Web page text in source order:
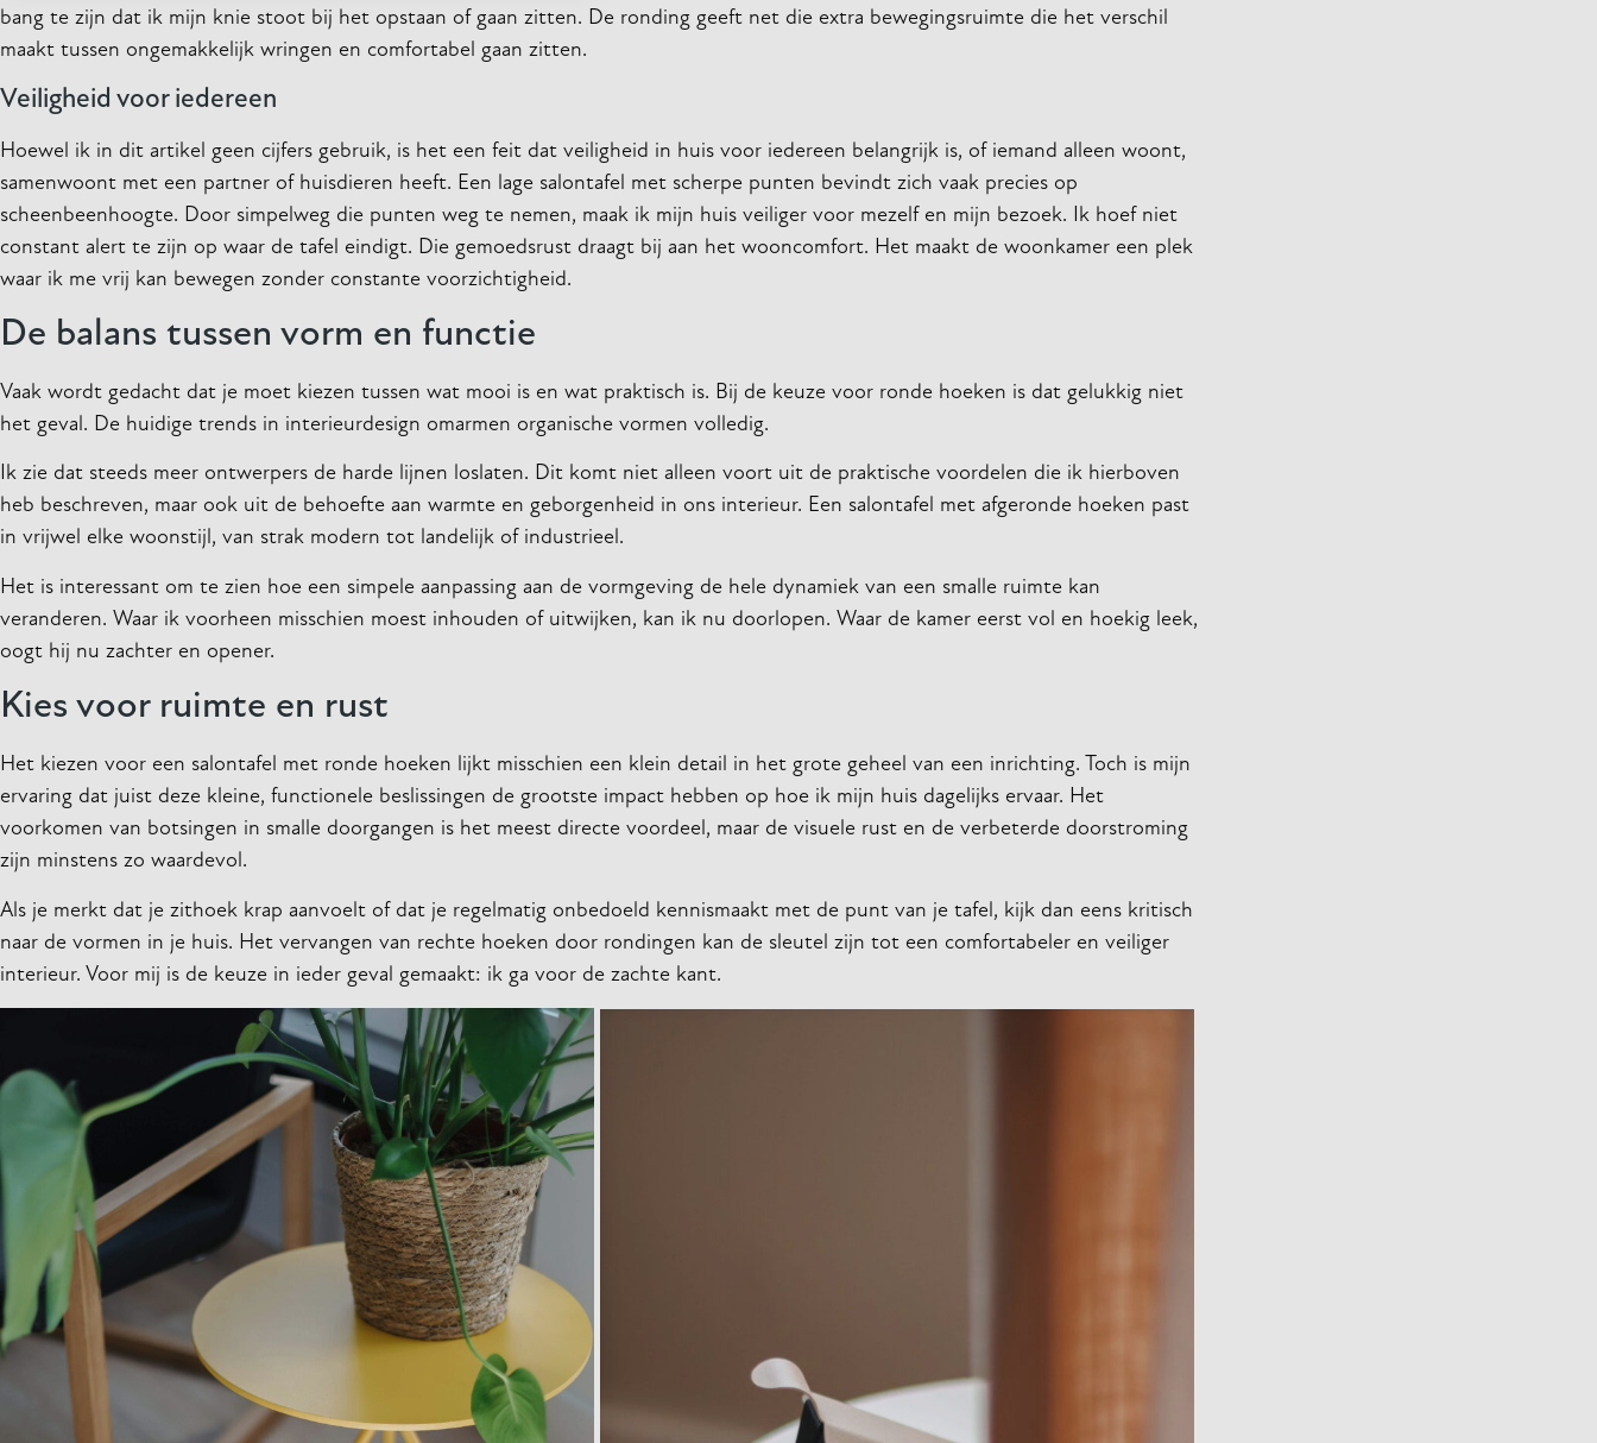
bang te zijn dat ik mijn knie stoot bij het opstaan of gaan zitten. De ronding geeft net die extra bewegingsruimte die het verschil
maakt tussen ongemakkelijk wringen en comfortabel gaan zitten.
Veiligheid voor iedereen
Hoewel ik in dit artikel geen cijfers gebruik, is het een feit dat veiligheid in huis voor iedereen belangrijk is, of iemand alleen woont,
samenwoont met een partner of huisdieren heeft. Een lage salontafel met scherpe punten bevindt zich vaak precies op
scheenbeenhoogte. Door simpelweg die punten weg te nemen, maak ik mijn huis veiliger voor mezelf en mijn bezoek. Ik hoef niet
constant alert te zijn op waar de tafel eindigt. Die gemoedsrust draagt bij aan het wooncomfort. Het maakt de woonkamer een plek
waar ik me vrij kan bewegen zonder constante voorzichtigheid.
De balans tussen vorm en functie
Vaak wordt gedacht dat je moet kiezen tussen wat mooi is en wat praktisch is. Bij de keuze voor ronde hoeken is dat gelukkig niet
het geval. De huidige trends in interieurdesign omarmen organische vormen volledig.
Ik zie dat steeds meer ontwerpers de harde lijnen loslaten. Dit komt niet alleen voort uit de praktische voordelen die ik hierboven
heb beschreven, maar ook uit de behoefte aan warmte en geborgenheid in ons interieur. Een salontafel met afgeronde hoeken past
in vrijwel elke woonstijl, van strak modern tot landelijk of industrieel.
Het is interessant om te zien hoe een simpele aanpassing aan de vormgeving de hele dynamiek van een smalle ruimte kan
veranderen. Waar ik voorheen misschien moest inhouden of uitwijken, kan ik nu doorlopen. Waar de kamer eerst vol en hoekig leek,
oogt hij nu zachter en opener.
Kies voor ruimte en rust
Het kiezen voor een salontafel met ronde hoeken lijkt misschien een klein detail in het grote geheel van een inrichting. Toch is mijn
ervaring dat juist deze kleine, functionele beslissingen de grootste impact hebben op hoe ik mijn huis dagelijks ervaar. Het
voorkomen van botsingen in smalle doorgangen is het meest directe voordeel, maar de visuele rust en de verbeterde doorstroming
zijn minstens zo waardevol.
Als je merkt dat je zithoek krap aanvoelt of dat je regelmatig onbedoeld kennismaakt met de punt van je tafel, kijk dan eens kritisch
naar de vormen in je huis. Het vervangen van rechte hoeken door rondingen kan de sleutel zijn tot een comfortabeler en veiliger
interieur. Voor mij is de keuze in ieder geval gemaakt: ik ga voor de zachte kant.